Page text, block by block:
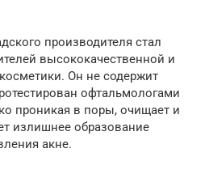
производителя стал
высококачественной и
Он не содержит
офтальмологами
проникая в поры, очищает и
излишнее образование
акне.